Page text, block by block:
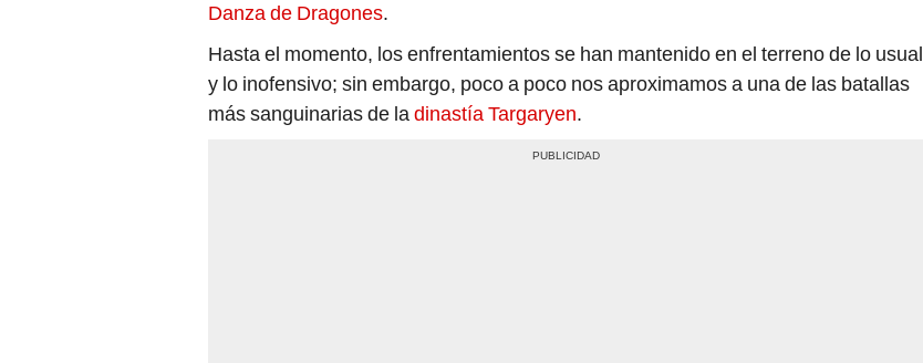
Danza de Dragones.
Hasta el momento, los enfrentamientos se han mantenido en el terreno de lo usual
y lo inofensivo; sin embargo, poco a poco nos aproximamos a una de las batallas
más sanguinarias de la dinastía Targaryen.